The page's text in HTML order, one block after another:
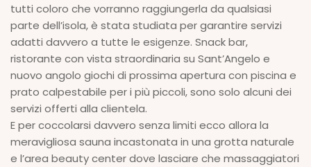
tutti coloro che vorranno raggiungerla da qualsiasi
parte dell’isola, è stata studiata per garantire servizi
adatti davvero a tutte le esigenze. Snack bar,
ristorante con vista straordinaria su Sant’Angelo e
nuovo angolo giochi di prossima apertura con piscina e
prato calpestabile per i più piccoli, sono solo alcuni dei
servizi offerti alla clientela.
E per coccolarsi davvero senza limiti ecco allora la
meravigliosa sauna incastonata in una grotta naturale
e l’area beauty center dove lasciare che massaggiatori